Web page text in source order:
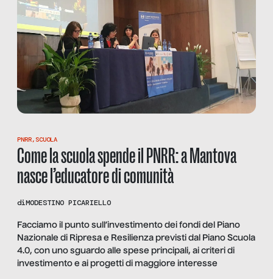
PNRR, SCUOLA
Come la scuola spende il PNRR: a Mantova
nasce l’educatore di comunità
diMODESTINO PICARIELLO
Facciamo il punto sull’investimento dei fondi del Piano
Nazionale di Ripresa e Resilienza previsti dal Piano Scuola
4.0, con uno sguardo alle spese principali, ai criteri di
investimento e ai progetti di maggiore interesse